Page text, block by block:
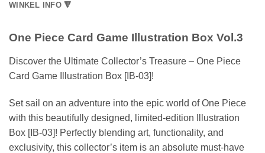
WINKEL INFO 🔻
One Piece Card Game Illustration Box Vol.3
Discover the Ultimate Collector’s Treasure – One Piece
Card Game Illustration Box [IB-03]!
Set sail on an adventure into the epic world of One Piece
with this beautifully designed, limited-edition Illustration
Box [IB-03]! Perfectly blending art, functionality, and
exclusivity, this collector’s item is an absolute must-have